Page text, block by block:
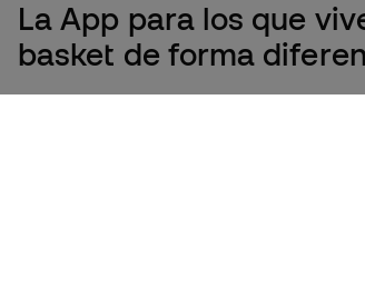
La App para los que
basket de forma